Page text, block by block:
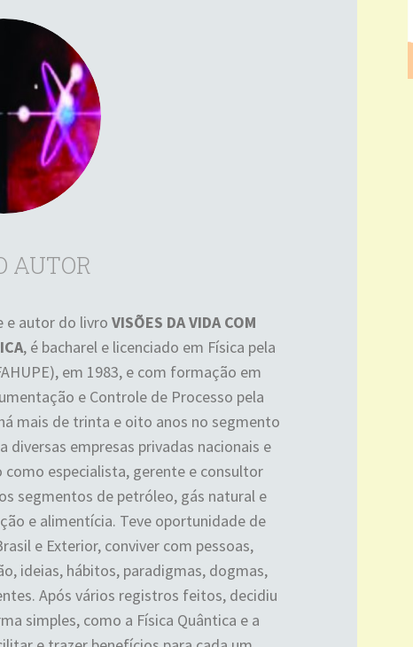
AUTOR
e autor do livro VISÕES DA VIDA COM
, é bacharel e licenciado em Física pela
em 1983, e com formação em
e Controle de Processo pela
mais de trinta e oito anos no segmento
empresas privadas nacionais e
especialista, gerente e consultor
segmentos de petróleo, gás natural e
e alimentícia. Teve oportunidade de
e Exterior, conviver com pessoas,
ideias, hábitos, paradigmas, dogmas,
Após vários registros feitos, decidiu
simples, como a Física Quântica e a